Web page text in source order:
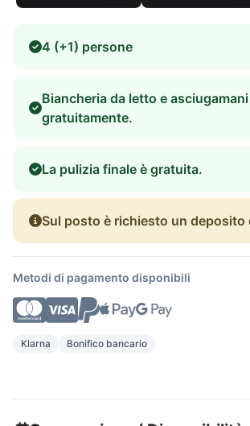
4 (+1) persone
Biancheria da letto e
gratuitamente.
La pulizia finale è gratuita.
Sul posto è richiesto un deposito
Metodi di pagamento disponibili
Klarna Bonifico bancario